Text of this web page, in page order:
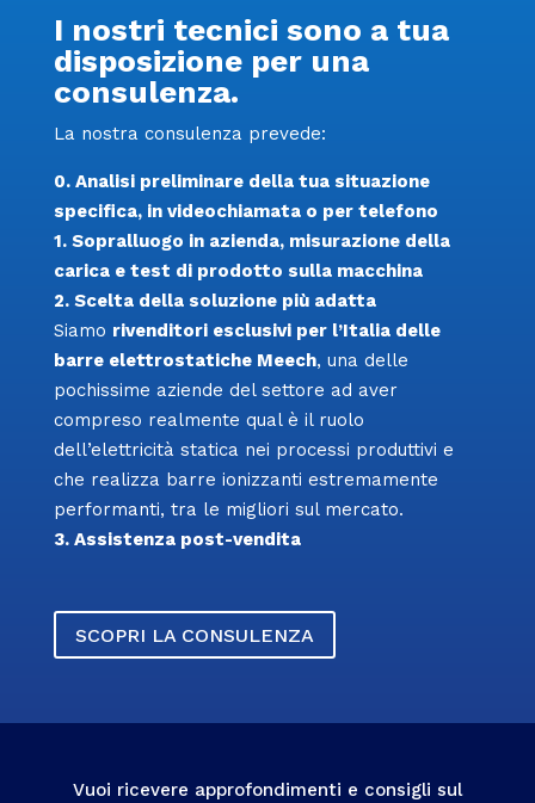
I nostri tecnici sono a tua
disposizione per una
consulenza.
La nostra consulenza prevede:
0. Analisi preliminare della tua situazione
specifica, in videochiamata o per telefono
1. Sopralluogo in azienda, misurazione della
carica e test di prodotto sulla macchina
2. Scelta della soluzione più adatta
Siamo rivenditori esclusivi per l’Italia delle
barre elettrostatiche Meech, una delle
pochissime aziende del settore ad aver
compreso realmente qual è il ruolo
dell’elettricità statica nei processi produttivi e
che realizza barre ionizzanti estremamente
performanti, tra le migliori sul mercato.
3. Assistenza post-vendita
SCOPRI LA CONSULENZA
Vuoi ricevere approfondimenti e consigli sul